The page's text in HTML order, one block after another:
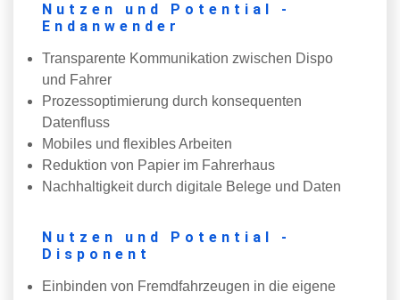
Nutzen und Potential -
Endanwender
Transparente Kommunikation zwischen Dispo
und Fahrer
Prozessoptimierung durch konsequenten
Datenfluss
Mobiles und flexibles Arbeiten
Reduktion von Papier im Fahrerhaus
Nachhaltigkeit durch digitale Belege und Daten
Nutzen und Potential -
Disponent
Einbinden von Fremdfahrzeugen in die eigene